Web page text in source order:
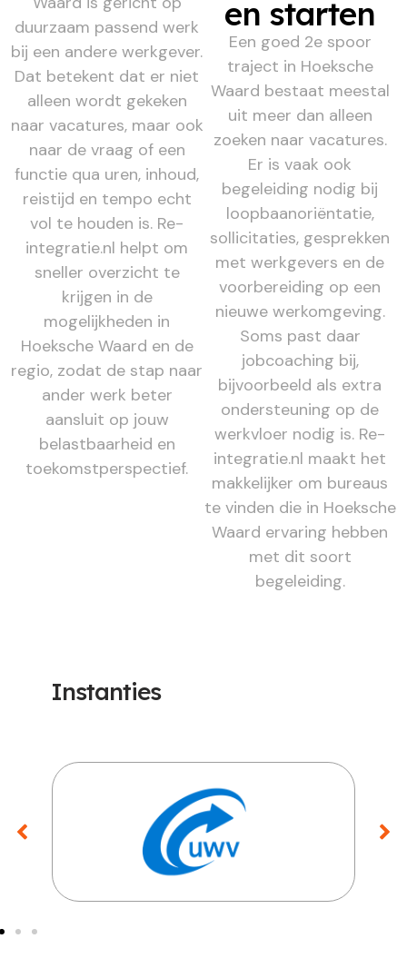
duurzaam passend werk
bij een andere werkgever.
Dat betekent dat er niet
alleen wordt gekeken
naar vacatures, maar ook
naar de vraag of een
functie qua uren, inhoud,
reistijd en tempo echt
vol te houden is. Re-
integratie.nl helpt om
sneller overzicht te
krijgen in de
mogelijkheden in
Hoeksche Waard en de
regio, zodat de stap naar
ander werk beter
aansluit op jouw
belastbaarheid en
toekomstperspectief.
en starten
Een goed 2e spoor
traject in Hoeksche
Waard bestaat meestal
uit meer dan alleen
zoeken naar vacatures.
Er is vaak ook
begeleiding nodig bij
loopbaanoriëntatie,
sollicitaties, gesprekken
met werkgevers en de
voorbereiding op een
nieuwe werkomgeving.
Soms past daar
jobcoaching bij,
bijvoorbeeld als extra
ondersteuning op de
werkvloer nodig is. Re-
integratie.nl maakt het
makkelijker om bureaus
te vinden die in Hoeksche
Waard ervaring hebben
met dit soort
begeleiding.
Instanties